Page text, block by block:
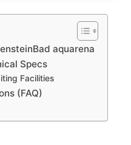
aquarena
Specs
Facilities
(FAQ)